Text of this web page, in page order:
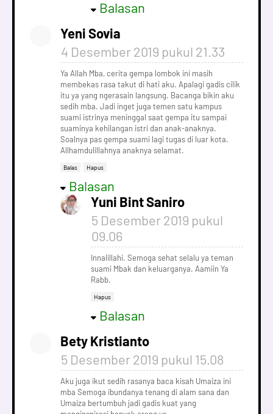
Balasan
Yeni Sovia
4 Desember 2019 pukul 21.33
Ya Allah Mba, cerita gempa lombok ini masih
membekas rasa takut di hati aku. Apalagi gadis cilik
itu ya yang ngerasain langsung. Bacanga bikin aku
sedih mba. Jadi inget juga temen satu kampus
suami istrinya meninggal saat gempa itu sampai
suaminya kehilangan istri dan anak-anaknya.
Soalnya pas gempa suami lagi tugas di luar kota.
Allhamdulillahnya anaknya selamat.
Balas Hapus
Balasan
Yuni Bint Saniro
5 Desember 2019 pukul
09.06
Innalillahi. Semoga sehat selalu ya teman
suami Mbak dan keluarganya. Aamiin Ya
Rabb.
Hapus
Balasan
Bety Kristianto
5 Desember 2019 pukul 15.08
Aku juga ikut sedih rasanya baca kisah Umaiza ini
mba Semoga ibundanya tenang di alam sana dan
Umaiza bertumbuh jadi gadis kuat yang